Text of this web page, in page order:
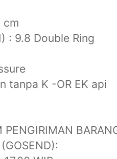
cm
: 9.8 Double Ring
tanpa K -OR EK api
PENGIRIMAN